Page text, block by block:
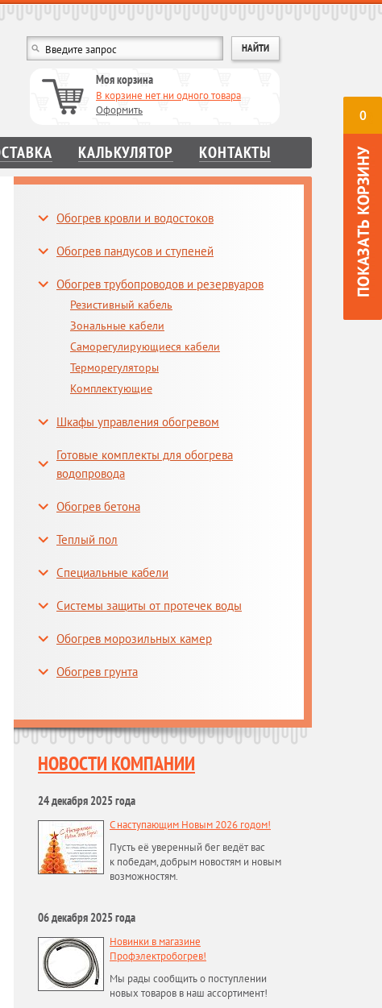
Моя корзина
В корзине нет ни одного товара
Оформить
КАЛЬКУЛЯТОР КОНТАКТЫ
Обогрев кровли и водостоков
Обогрев пандусов и ступеней
Обогрев трубопроводов и резервуаров
Резистивный кабель
Зональные кабели
Саморегулирующиеся кабели
Терморегуляторы
Комплектующие
Шкафы управления обогревом
Готовые комплекты для обогрева
водопровода
Обогрев бетона
Теплый пол
Специальные кабели
Системы защиты от протечек воды
Обогрев морозильных камер
Обогрев грунта
НОВОСТИ КОМПАНИИ
24 декабря 2025 года
С наступающим Новым 2026 годом!
Пусть её уверенный бег ведёт вас
к победам, добрым новостям и новым
возможностям.
06 декабря 2025 года
Новинки в магазине
Профэлектробогрев!
Мы рады сообщить о поступлении
новых товаров в наш ассортимент!
0